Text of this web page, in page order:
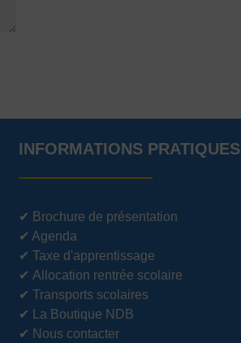
INFORMATIONS PRATIQUES
✔ Brochure de présentation
✔ Agenda
✔ Taxe d'apprentissage
✔ Allocation rentrée scolaire
✔ Transports scolaires
✔
La Boutique NDB
✔ Nous contacter